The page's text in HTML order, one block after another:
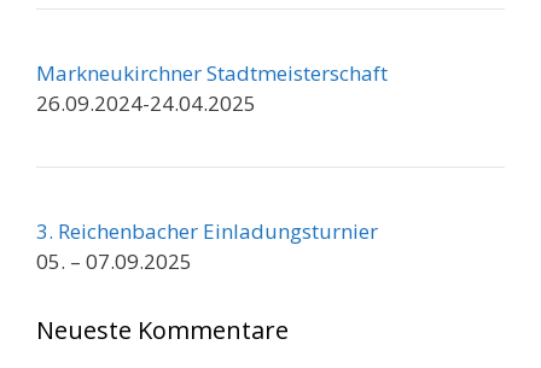
Markneukirchner Stadtmeisterschaft
26.09.2024-24.04.2025
3. Reichenbacher Einladungsturnier
05. – 07.09.2025
Neueste Kommentare